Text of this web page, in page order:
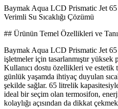
Baymak Aqua LCD Prismatic Jet
Verimli Su Sıcaklığı Çözümü
## Ürünün Temel Özellikleri ve
Baymak Aqua LCD Prismatic Jet
işletmeler için tasarlanmıştır yüksek
Kullanıcı dostu özellikleri ve estetik
günlük yaşamda ihtiyaç duyulan
şekilde sağlar. 65 litrelik
ideal bir seçim olan termosifon,
kolaylığı açısından da dikkat